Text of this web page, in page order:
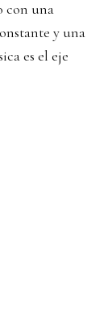
con una
y una
es el eje